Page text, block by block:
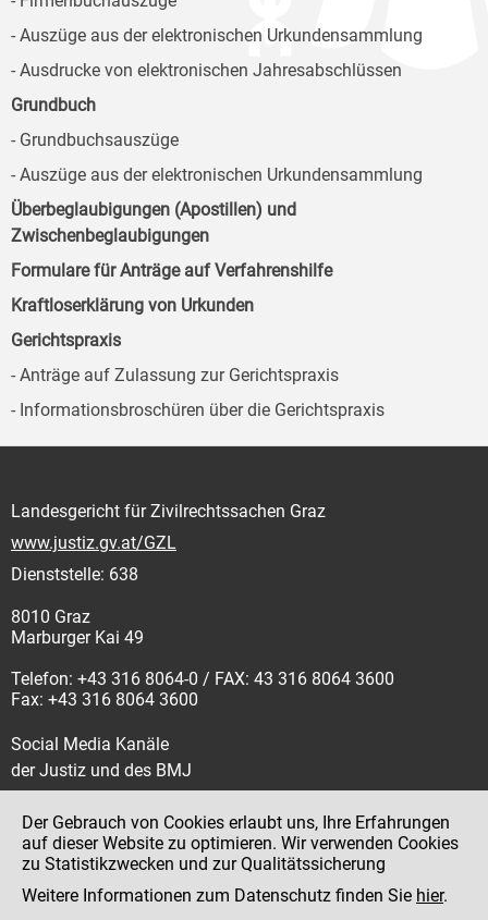
- Auszüge aus der elektronischen Urkundensammlung
- Ausdrucke von elektronischen Jahresabschlüssen
Grundbuch
- Grundbuchsauszüge
- Auszüge aus der elektronischen Urkundensammlung
Überbeglaubigungen (Apostillen) und
Zwischenbeglaubigungen
Formulare für Anträge auf Verfahrenshilfe
Kraftloserklärung von Urkunden
Gerichtspraxis
- Anträge auf Zulassung zur Gerichtspraxis
- Informationsbroschüren über die Gerichtspraxis
Landesgericht für Zivilrechtssachen Graz
www.justiz.gv.at/GZL
Dienststelle: 638
8010 Graz
Marburger Kai 49
Telefon: +43 316 8064-0 / FAX: 43 316 8064 3600
Fax: +43 316 8064 3600
Social Media Kanäle
der Justiz und des BMJ
Impressum
Datenschutz
Der Gebrauch von Cookies erlaubt uns, Ihre Erfahrungen
auf dieser Website zu optimieren. Wir verwenden Cookies
zu Statistikzwecken und zur Qualitätssicherung
Weitere Informationen zum Datenschutz finden Sie hier.